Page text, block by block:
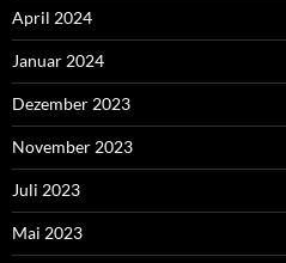
April 2024
Januar 2024
Dezember 2023
November 2023
Juli 2023
Mai 2023